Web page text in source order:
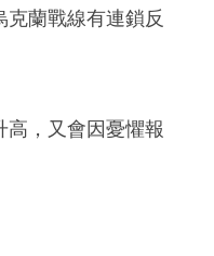
蘭戰線有連鎖反
，又會因憂懼報